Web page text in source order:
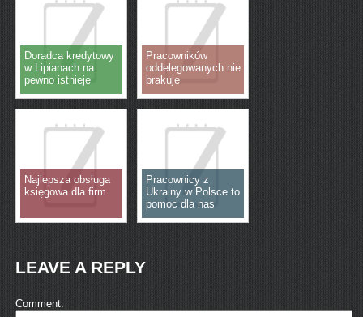
Doradca kredytowy
w Lipianach na
pewno istnieje
Pracowników
oddelegowanych nie
brakuje
Najlepsza obsługa
księgowa dla firm
Pracownicy z
Ukrainy w Polsce to
pomoc dla nas
LEAVE A REPLY
Comment